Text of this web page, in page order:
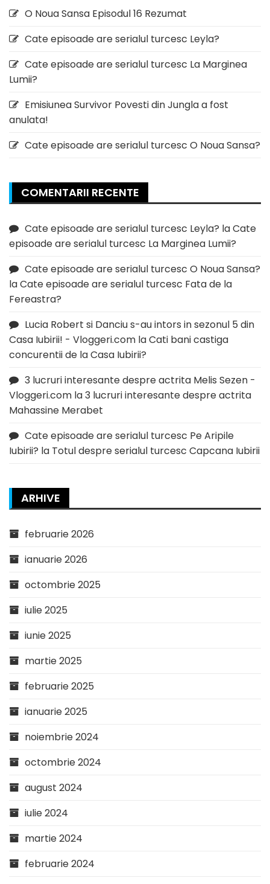
O Noua Sansa Episodul 16 Rezumat
Cate episoade are serialul turcesc Leyla?
Cate episoade are serialul turcesc La Marginea
Lumii?
Emisiunea Survivor Povesti din Jungla a fost
anulata!
Cate episoade are serialul turcesc O Noua Sansa?
COMENTARII RECENTE
Cate episoade are serialul turcesc Leyla? laCate
episoade are serialul turcesc La Marginea Lumii?
Cate episoade are serialul turcesc O Noua Sansa?
laCate episoade are serialul turcesc Fata de la
Fereastra?
Lucia Robert si Danciu s-au intors in sezonul 5 din
Casa Iubirii! - Vloggeri.com laCati bani castiga
concurentii de la Casa Iubirii?
3 lucruri interesante despre actrita Melis Sezen -
Vloggeri.com la3 lucruri interesante despre actrita
Mahassine Merabet
Cate episoade are serialul turcesc Pe Aripile
Iubirii? la Totul despre serialul turcesc Capcana Iubirii
ARHIVE
februarie 2026
ianuarie 2026
octombrie 2025
iulie 2025
iunie 2025
martie 2025
februarie 2025
ianuarie 2025
noiembrie 2024
octombrie 2024
august 2024
iulie 2024
martie 2024
februarie 2024